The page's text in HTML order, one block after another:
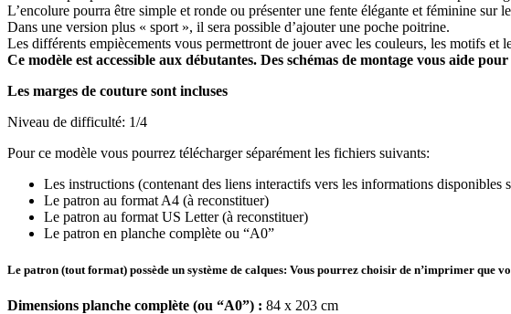
L’encolure pourra être simple et ronde ou présenter une fente élégante et féminine sur
Dans une version plus « sport », il sera possible d’ajouter une poche poitrine.
Les différents empiècements vous permettront de jouer avec les couleurs, les motifs et
Ce modèle est accessible aux débutantes. Des schémas de montage vous aide
Les marges de couture sont incluses
Niveau de difficulté: 1/4
Pour ce modèle vous pourrez télécharger séparément les fichiers suivants:
Les instructions (contenant des liens interactifs vers les informations disponibles
Le patron au format A4 (à reconstituer)
Le patron au format US Letter (à reconstituer)
Le patron en planche complète ou “A0”
Le patron (tout format) possède un système de calques: Vous pourrez choisir de n’imprimer que
Dimensions planche complète (ou “A0”) : 84 x 203 cm